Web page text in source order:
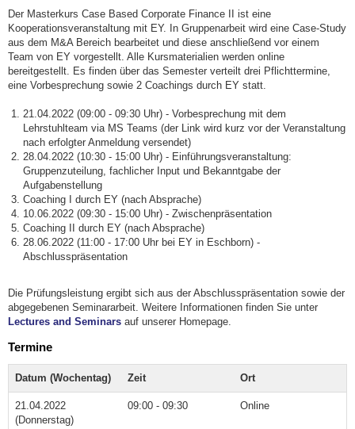
Der Masterkurs Case Based Corporate Finance II ist eine
Kooperationsveranstaltung mit EY. In Gruppenarbeit wird eine Case-Study
aus dem M&A Bereich bearbeitet und diese anschließend vor einem
Team von EY vorgestellt. Alle Kursmaterialien werden online
bereitgestellt. Es finden über das Semester verteilt drei Pflichttermine,
eine Vorbesprechung sowie 2 Coachings durch EY statt.
21.04.2022 (09:00 - 09:30 Uhr) - Vorbesprechung mit dem
Lehrstuhlteam via MS Teams (der Link wird kurz vor der Veranstaltung
nach erfolgter Anmeldung versendet)
28.04.2022 (10:30 - 15:00 Uhr) - Einführungsveranstaltung:
Gruppenzuteilung, fachlicher Input und Bekanntgabe der
Aufgabenstellung
Coaching I durch EY (nach Absprache)
10.06.2022 (09:30 - 15:00 Uhr) - Zwischenpräsentation
Coaching II durch EY (nach Absprache)
28.06.2022 (11:00 - 17:00 Uhr bei EY in Eschborn) -
Abschlusspräsentation
Die Prüfungsleistung ergibt sich aus der Abschlusspräsentation sowie der
abgegebenen Seminararbeit. Weitere Informationen finden Sie unter
Lectures and Seminars auf unserer Homepage.
Termine
Datum (Wochentag) Zeit Ort
21.04.2022
(Donnerstag)
09:00 - 09:30 Online